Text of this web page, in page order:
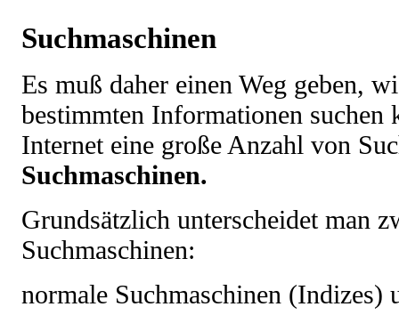
Suchmaschinen
Es muß daher einen Weg geben,
bestimmten Informationen suchen
Internet eine große Anzahl von
Suchmaschinen.
Grundsätzlich unterscheidet man
Suchmaschinen:
normale Suchmaschinen (Indizes)